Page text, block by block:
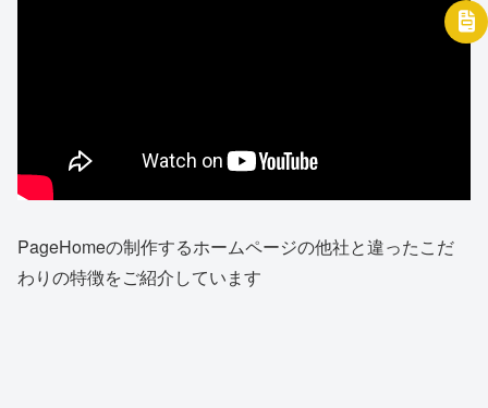
PageHomeの制作するホームページの他社と違ったこだ
わりの特徴をご紹介しています